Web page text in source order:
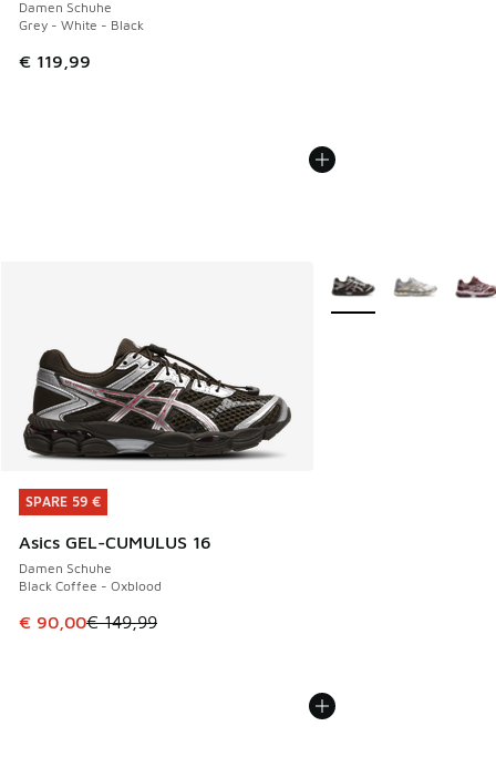
Damen Schuhe
Grey - White - Black
€ 119,99
SPARE 59 €
Asics GEL-CUMULUS 16
Damen Schuhe
Black Coffee - Oxblood
Dieser Artikel ist im Sale. Der Preis ist von € 149,99 auf €
€ 90,00€ 149,99
SPARE 59 €
Weitere Farben